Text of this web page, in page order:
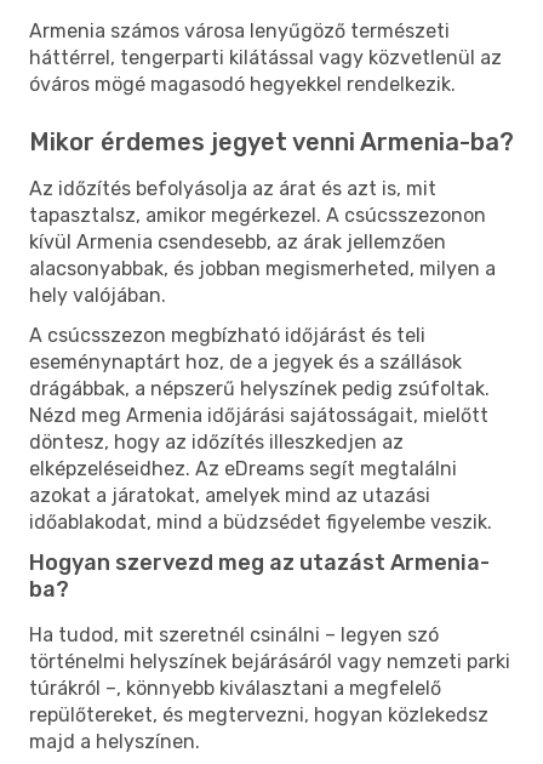
Armenia számos városa lenyűgöző természeti
háttérrel, tengerparti kilátással vagy közvetlenül az
óváros mögé magasodó hegyekkel rendelkezik.
Mikor érdemes jegyet venni Armenia-ba?
Az időzítés befolyásolja az árat és azt is, mit
tapasztalsz, amikor megérkezel. A csúcsszezonon
kívül Armenia csendesebb, az árak jellemzően
alacsonyabbak, és jobban megismerheted, milyen a
hely valójában.
A csúcsszezon megbízható időjárást és teli
eseménynaptárt hoz, de a jegyek és a szállások
drágábbak, a népszerű helyszínek pedig zsúfoltak.
Nézd meg Armenia időjárási sajátosságait, mielőtt
döntesz, hogy az időzítés illeszkedjen az
elképzeléseidhez. Az eDreams segít megtalálni
azokat a járatokat, amelyek mind az utazási
időablakodat, mind a büdzsédet figyelembe veszik.
Hogyan szervezd meg az utazást Armenia-
ba?
Ha tudod, mit szeretnél csinálni – legyen szó
történelmi helyszínek bejárásáról vagy nemzeti parki
túrákról –, könnyebb kiválasztani a megfelelő
repülőtereket, és megtervezni, hogyan közlekedsz
majd a helyszínen.